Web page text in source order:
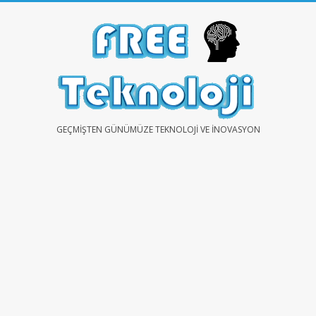
FREEGEÇMIŞTEN GÜNÜMÜZE TEKNOLOJI VE İNOVASYON